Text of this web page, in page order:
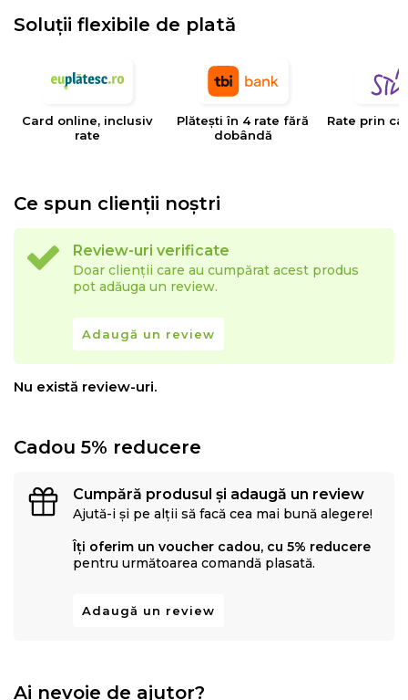
Soluții flexibile de plată
Card online, inclusiv
rate
Plătești în 4 rate fără
dobândă
Rate prin
Ce spun clienții noștri
Review-uri verificate
Doar clienții care au cumpărat acest produs
pot adăuga un review.
Adaugă un review
Nu există review-uri.
Cadou 5% reducere
Cumpără produsul și adaugă un review
Ajută-i și pe alții să facă cea mai bună alegere!
Îți oferim un voucher cadou, cu 5% reducere
pentru următoarea comandă plasată.
Adaugă un review
Ai nevoie de ajutor?